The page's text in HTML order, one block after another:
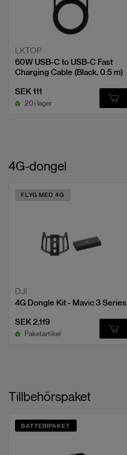
LKTOP
60W USB-C to USB-C Fast
Charging Cable (Black, 0.5 m)
SEK 111
20 i lager
4G-dongel
FLYG MED 4G
DJI
4G Dongle Kit - Mavic 3 Series
SEK 2,119
Paketartikel
Tillbehörspaket
BATTERIPAKET